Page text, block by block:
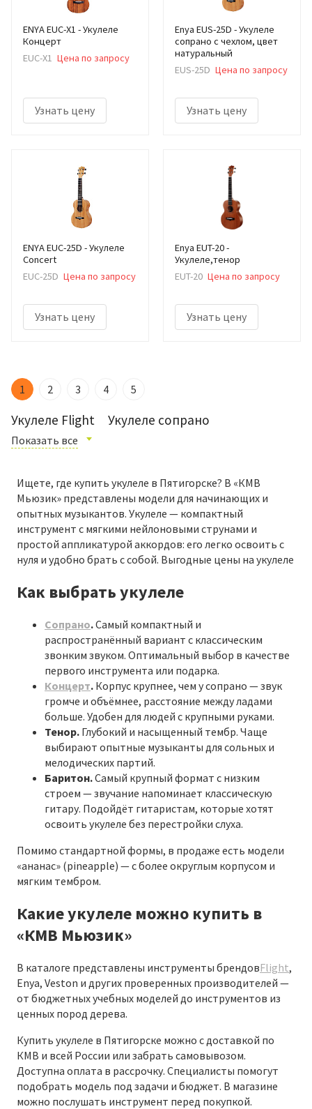
ENYA EUC-X1 - Укулеле
Концерт
EUC-X1 Цена по запросу
Узнать цену
Enya EUS-25D - Укулеле
сопрано с чехлом, цвет
натуральный
EUS-25D Цена по запросу
Узнать цену
ENYA EUC-25D - Укулеле
Concert
EUC-25D Цена по запросу
Узнать цену
Enya EUT-20 -
Укулеле,тенор
EUT-20 Цена по запросу
Узнать цену
1 2 3 4 5
Укулеле Flight Укулеле сопрано
Показать все
Ищете, где купить укулеле в Пятигорске? В «КМВ
Мьюзик» представлены модели для начинающих и
опытных музыкантов. Укулеле — компактный
инструмент с мягкими нейлоновыми струнами и
простой аппликатурой аккордов: его легко освоить с
нуля и удобно брать с собой. Выгодные цены на укулеле
Как выбрать укулеле
Сопрано.Самый компактный и
распространённый вариант с классическим
звонким звуком. Оптимальный выбор в качестве
первого инструмента или подарка.
Концерт. Корпус крупнее, чем у сопрано — звук
громче и объёмнее, расстояние между ладами
больше. Удобен для людей с крупными руками.
Тенор. Глубокий и насыщенный тембр. Чаще
выбирают опытные музыканты для сольных и
мелодических партий.
Баритон.Самый крупный формат с низким
строем — звучание напоминает классическую
гитару. Подойдёт гитаристам, которые хотят
освоить укулеле без перестройки слуха.
Помимо стандартной формы, в продаже есть модели
«ананас» (pineapple) — с более округлым корпусом и
мягким тембром.
Какие укулеле можно купить в
«КМВ Мьюзик»
В каталоге представлены инструменты брендовFlight,
Enya, Veston и других проверенных производителей —
от бюджетных учебных моделей до инструментов из
ценных пород дерева.
Купить укулеле в Пятигорске можно с доставкой по
КМВ и всей России или забрать самовывозом.
Доступна оплата в рассрочку. Специалисты помогут
подобрать модель под задачи и бюджет. В магазине
можно послушать инструмент перед покупкой.